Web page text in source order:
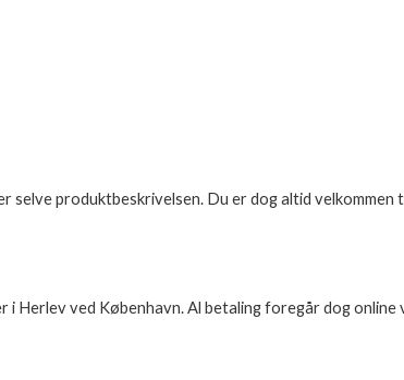
produktbeskrivelsen. Du er dog altid
i Herlev ved København. Al betaling foregår dog